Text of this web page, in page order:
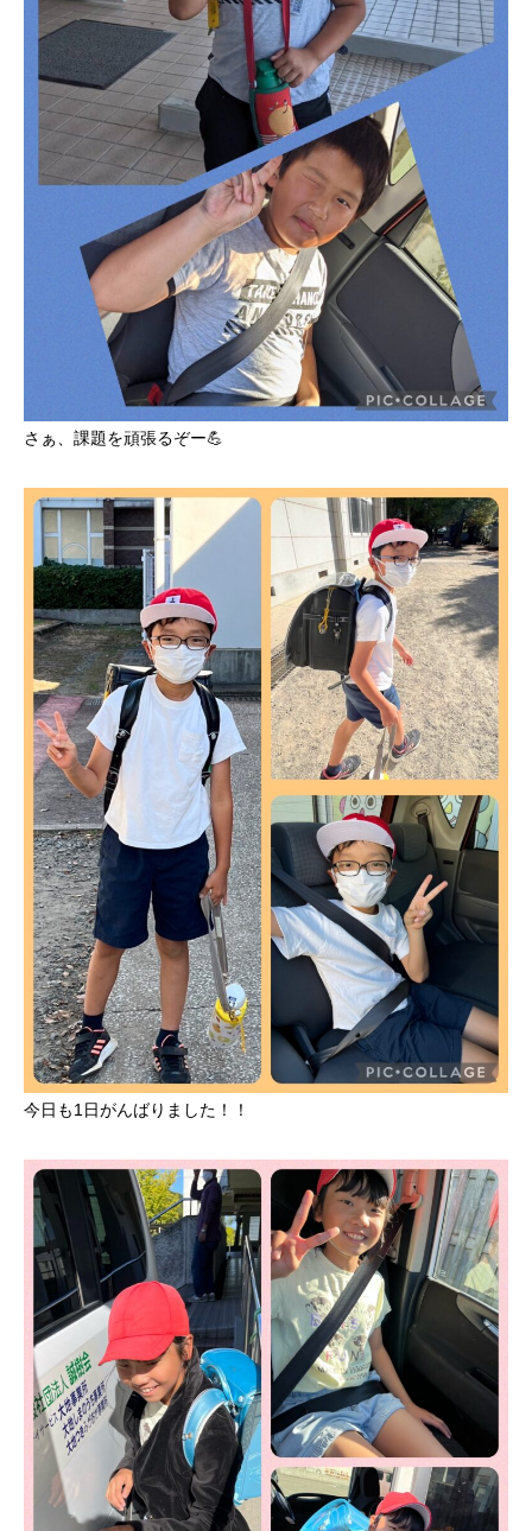
さぁ、課題を頑張るぞー💪
今日も1日がんばりました！！